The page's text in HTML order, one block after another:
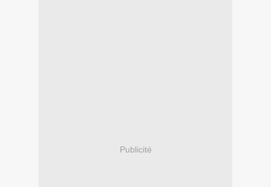
Publicité